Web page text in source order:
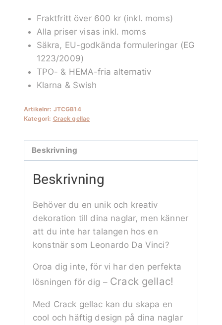
14
mängd
Fraktfritt över 600 kr (inkl. moms)
Alla priser visas inkl. moms
Säkra, EU-godkända formuleringar (EG
1223/2009)
TPO- & HEMA-fria alternativ
Klarna & Swish
Artikelnr: JTCGB14
Kategori: Crack gellac
Beskrivning
Beskrivning
Behöver du en unik och kreativ
dekoration till dina naglar, men känner
att du inte har talangen hos en
konstnär som Leonardo Da Vinci?
Oroa dig inte, för vi har den perfekta
lösningen för dig – Crack gellac!
Med Crack gellac kan du skapa en
cool och häftig design på dina naglar